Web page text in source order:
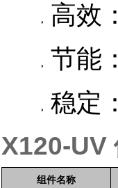
2. 高效
3. 节能
4. 稳定
X120-UV
组件名称